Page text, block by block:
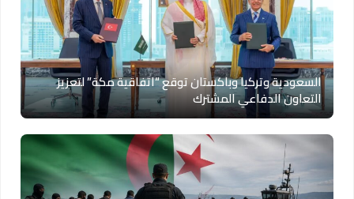
السعودية وتركيا وباكستان توقع “اتفاقية مكة” لتعزيز
التعاون الدفاعي المشترك